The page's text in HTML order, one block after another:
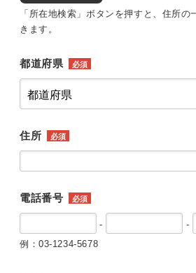
「所在地検索」ボタンを押すと、住所
きます。
都道府県 必須
住所 必須
電話番号 必須
-
-
例：03-1234-5678